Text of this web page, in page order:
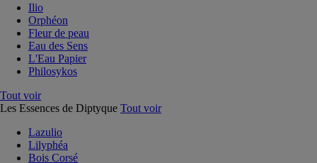
Ilio
Orphéon
Fleur de peau
Eau des Sens
L'Eau Papier
Philosykos
Tout voir
Les Essences de Diptyque Tout voir
Lazulio
Lilyphéa
Bois Corsé